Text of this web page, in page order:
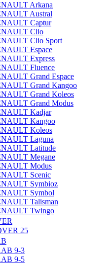
Arkana
Austral
Captur
Clio
Clio Sport
Espace
Express
Fluence
Grand Espace
Grand Kangoo
Grand Koleos
Grand Modus
Kadjar
Kangoo
Koleos
Laguna
Latitude
Megane
Modus
Scenic
Symbioz
Symbol
Talisman
Twingo
25
9-3
9-5